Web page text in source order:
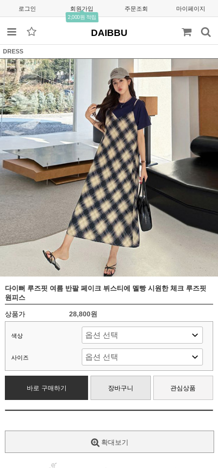
로그인 회원가입
2,000원 적립
주문조회 마이페이지
DAIBBU
DRESS
다이뻐 루즈핏 여름 반팔 페이크 뷔스티에 멜빵 시원한 체크 루즈핏
원피스
상품가 28,800원
색상
사이즈
바로 구매하기 장바구니 관심상품
확대보기